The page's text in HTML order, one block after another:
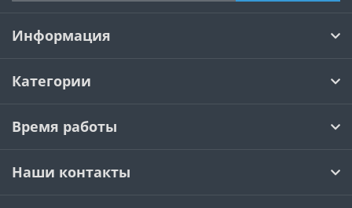
Информация
Категории
Время работы
Наши контакты